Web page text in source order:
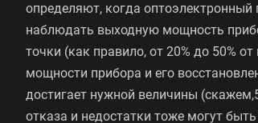
определяют, когда
наблюдать выходную мощность
точки (как правило, от 20% до 50%
мощности прибора и его
достигает нужной величины
отказа и недостатки тоже могут